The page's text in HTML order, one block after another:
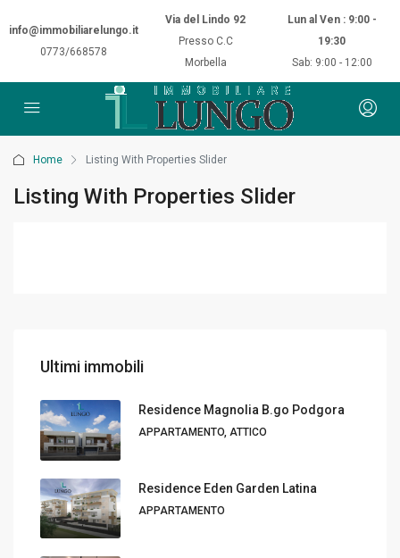
info@immobiliarelungo.it
0773/668578
Via del Lindo 92
Presso C.C
Morbella
Lun al Ven : 9:00 -
19:30
Sab: 9:00 - 12:00
Home Listing With Properties Slider
Listing With Properties Slider
Ultimi immobili
Residence Magnolia B.go Podgora
APPARTAMENTO, ATTICO
Residence Eden Garden Latina
APPARTAMENTO